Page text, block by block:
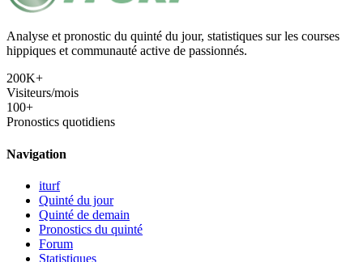
Analyse et pronostic du quinté du jour, statistiques sur les courses
hippiques et communauté active de passionnés.
200K+
Visiteurs/mois
100+
Pronostics quotidiens
Navigation
iturf
Quinté du jour
Quinté de demain
Pronostics du quinté
Forum
Statistiques